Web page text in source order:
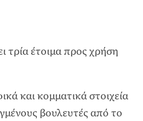
τρία έτοιμα προς χρήση
και κομματικά στοιχεία
βουλευτές από το